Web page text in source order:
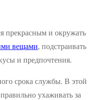
прекрасным и окружать
вещами, подстраивать
и предпочтения.
срока службы. В этой
ухаживать за